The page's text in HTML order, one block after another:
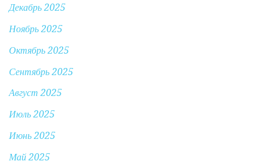
Декабрь 2025
Ноябрь 2025
Октябрь 2025
Сентябрь 2025
Август 2025
Июль 2025
Июнь 2025
Май 2025